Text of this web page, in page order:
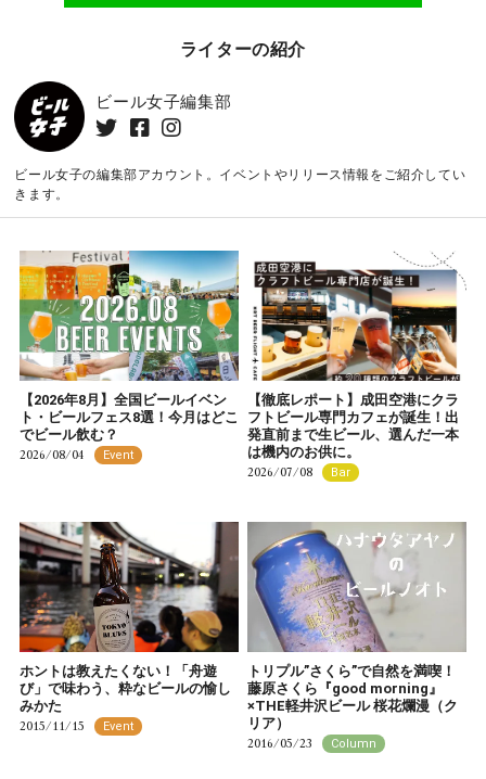
ライターの紹介
ビール女子編集部
ビール女子の編集部アカウント。イベントやリリース情報をご紹介してい
きます。
【2026年8月】全国ビールイベン
ト・ビールフェス8選！今月はどこ
でビール飲む？
2026/08/04 Event
【徹底レポート】成田空港にクラ
フトビール専門カフェが誕生！出
発直前まで生ビール、選んだ一本
は機内のお供に。
2026/07/08 Bar
ホントは教えたくない！「舟遊
び」で味わう、粋なビールの愉し
みかた
2015/11/15 Event
トリプル”さくら”で自然を満喫！
藤原さくら『good morning』
×THE軽井沢ビール 桜花爛漫（ク
リア）
2016/05/23 Column